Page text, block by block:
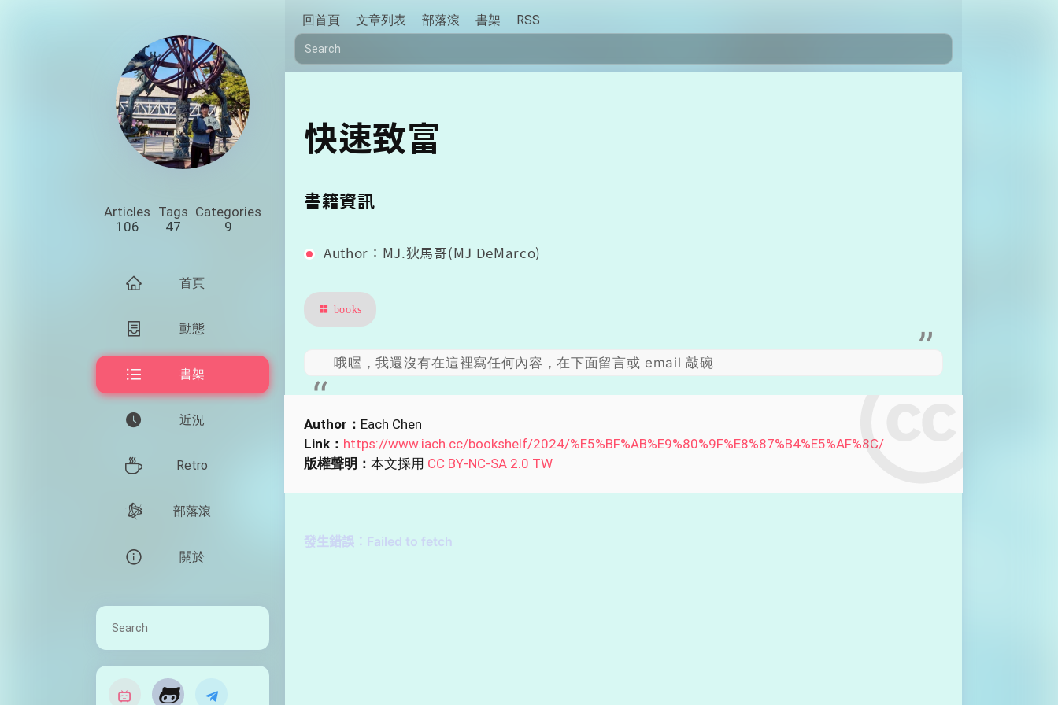
回首頁 文章列表 部落滾 書架 RSS
Articles
106
Tags
47
Categories
9
首頁
動態
書架
近況
Retro
部落滾
關於

快速致富
書籍資訊
Author：MJ.狄馬哥(MJ DeMarco)
books
哦喔，我還沒有在這裡寫任何內容，在下面留言或 email 敲碗
Author： Each Chen
Link： https://www.iach.cc/bookshelf/2024/%E5%BF%AB%E9%80%9F%E8%87%B4%E5%AF%8C/
版權聲明： 本文採用 CC BY-NC-SA 2.0 TW